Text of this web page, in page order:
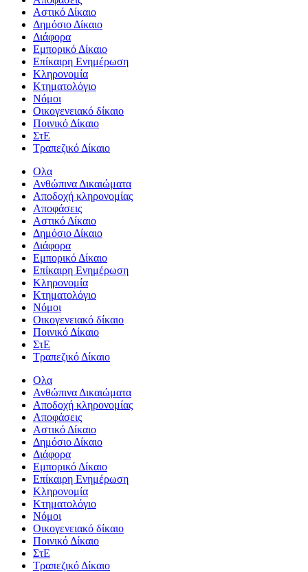
Αστικό Δίκαιο
Δημόσιο Δίκαιο
Διάφορα
Εμπορικό Δίκαιο
Επίκαιρη Ενημέρωση
Kληρονομία
Κτηματολόγιο
Νόμοι
Οικογενειακό δίκαιο
Ποινικό Δίκαιο
ΣτΕ
Τραπεζικό Δίκαιο
Ολα
Ανθώπινα Δικαιώματα
Aποδοχή κληρονομίας
Αποφάσεις
Αστικό Δίκαιο
Δημόσιο Δίκαιο
Διάφορα
Εμπορικό Δίκαιο
Επίκαιρη Ενημέρωση
Kληρονομία
Κτηματολόγιο
Νόμοι
Οικογενειακό δίκαιο
Ποινικό Δίκαιο
ΣτΕ
Τραπεζικό Δίκαιο
Ολα
Ανθώπινα Δικαιώματα
Aποδοχή κληρονομίας
Αποφάσεις
Αστικό Δίκαιο
Δημόσιο Δίκαιο
Διάφορα
Εμπορικό Δίκαιο
Επίκαιρη Ενημέρωση
Kληρονομία
Κτηματολόγιο
Νόμοι
Οικογενειακό δίκαιο
Ποινικό Δίκαιο
ΣτΕ
Τραπεζικό Δίκαιο